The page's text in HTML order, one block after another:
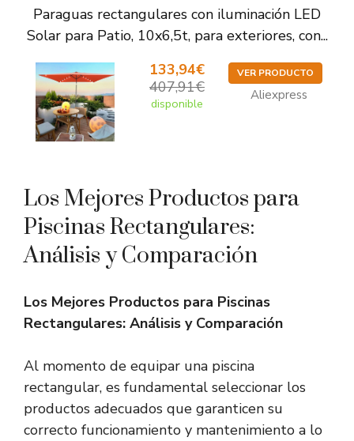
Paraguas rectangulares con iluminación LED
Solar para Patio, 10x6,5t, para exteriores, con...
133,94€
407,91€
disponible
VER PRODUCTO
Aliexpress
Los Mejores Productos para
Piscinas Rectangulares:
Análisis y Comparación
Los Mejores Productos para Piscinas
Rectangulares: Análisis y Comparación
Al momento de equipar una piscina
rectangular, es fundamental seleccionar los
productos adecuados que garanticen su
correcto funcionamiento y mantenimiento a lo